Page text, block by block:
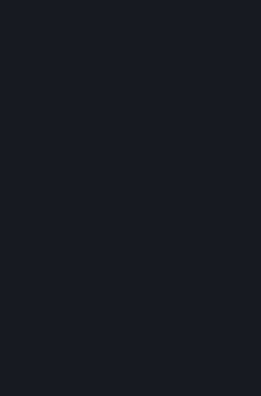
Για μια εξήγηση στο πώς
Οι επιστροφές χρημάτων είναι
ρίσκο της αγοράς τίτλων στο
δωρεάν παιχνιδιών. Αν φανεί
θα σταματήσουν να σας
αίτημα για επιστροφή
ακριβώς πριν μια έκπτωση και
Πώς να ζητήσετε